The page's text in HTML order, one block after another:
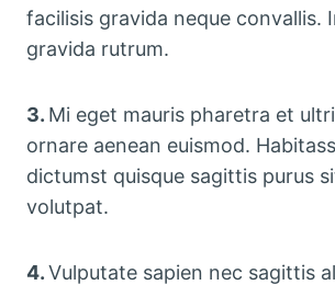
facilisis gravida neque convallis.
gravida rutrum.
3. Mi eget mauris pharetra et
ornare aenean euismod.
dictumst quisque sagittis purus
volutpat.
4.Vulputate sapien nec sagittis